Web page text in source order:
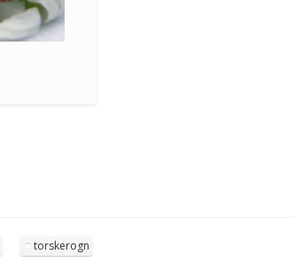
torskerogn